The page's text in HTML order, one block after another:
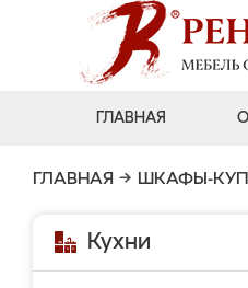
ГЛАВНАЯ
ГЛАВНАЯ → ШКАФЫ-
Кухни